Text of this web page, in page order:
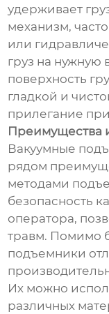
удерживает
механизм,
или
груз на нужную
поверхность
гладкой и
прилегание
Преимущества
Вакуумные
рядом
методами
безопасность
оператора,
травм. Помимо
подъемники
Их можно
различных